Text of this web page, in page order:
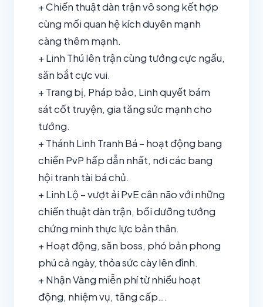
+ Chiến thuật dàn trận vô song kết hợp
cùng mối quan hệ kích duyên mạnh
càng thêm mạnh.
+ Linh Thú lên trận cùng tướng cực ngầu,
săn bắt cực vui.
+ Trang bị, Pháp bảo, Linh quyết bám
sát cốt truyện, gia tăng sức mạnh cho
tướng.
+ Thánh Linh Tranh Bá – hoạt động bang
chiến PvP hấp dẫn nhất, nơi các bang
hội tranh tài bá chủ.
+ Linh Lộ – vượt ải PvE cân não với những
chiến thuật dàn trận, bồi dưỡng tướng
chứng minh thực lực bản thân.
+ Hoạt động, săn boss, phó bản phong
phú cả ngày, thỏa sức cày lên đỉnh.
+ Nhận Vàng miễn phí từ nhiều hoạt
động, nhiệm vụ, tăng cấp….